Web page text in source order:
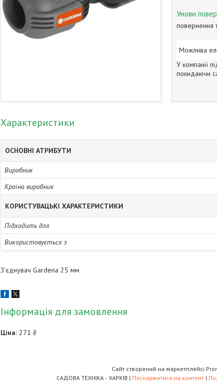
повернення
У компанії
покидаючи
Характеристики
ОСНОВНІ АТРИБУТИ
Виробник
Країна виробник
КОРИСТУВАЦЬКІ ХАРАКТЕРИСТИКИ
Підходить для
Використовується з
З'єднувач Gardena 25 мм
Інформація для замовлення
Ціна: 271 ₴
Сайт створений на маркетплейсі
САДОВА ТЕХНІКА - ХАРКІВ | Поскаржитися на контент |